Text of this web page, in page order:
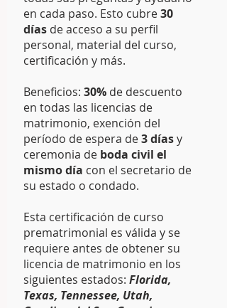
en cada paso. Esto cubre30
días de acceso a su perfil
personal, material del curso,
certificación y más.
Beneficios: 30% de descuento
en todas las licencias de
matrimonio, exención del
período de espera de3 díasy
ceremonia de boda civil el
mismo día con el secretario de
su estado o condado.
Esta certificación de curso
prematrimonial es válida y se
requiere antes de obtener su
licencia de matrimonio en los
siguientes estados: Florida,
Texas, Tennessee, Utah,